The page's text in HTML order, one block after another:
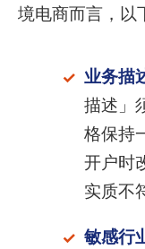
境电商而言，以
业务描
描述」
格保持
开户时
实质不
敏感行